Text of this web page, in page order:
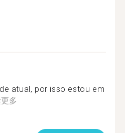
atual, por isso estou em
多